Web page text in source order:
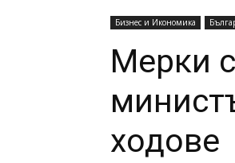
Бизнес и Икономика
Мерки
ходове